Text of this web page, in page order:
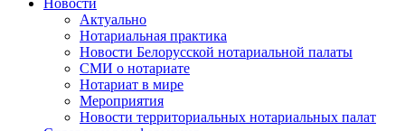
Новости
Актуально
Нотариальная практика
Новости Белорусской нотариальной палаты
СМИ о нотариате
Нотариат в мире
Мероприятия
Новости территориальных нотариальных палат